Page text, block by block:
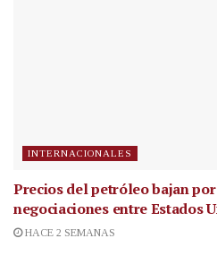
INTERNACIONALES
Precios del petróleo bajan
negociaciones entre Estados
HACE 2 SEMANAS